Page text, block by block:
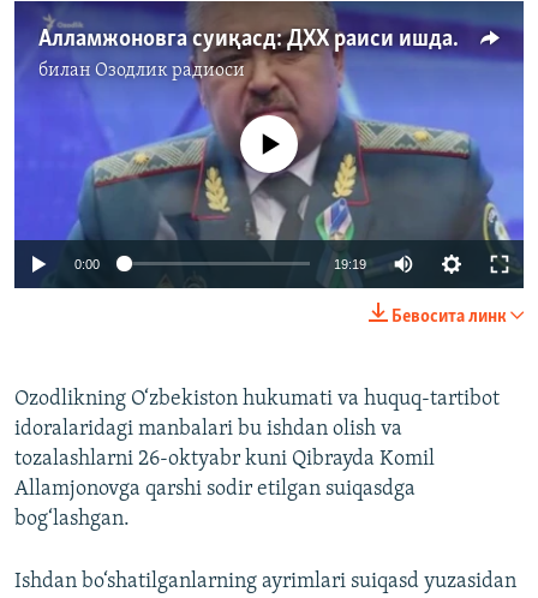
Алламжоновга суиқасд: ДХХ раиси ишдан олинди, “терговга тўсқинликлар”
билан Озодлик радиоси
720p 1080p
Айни дамда медиа-манба мавжуд эмас
0:00 19:19
1080p
Бевосита линк
Ozodlikning O‘zbekiston hukumati va huquq-tartibot
idoralaridagi manbalari bu ishdan olish va
tozalashlarni 26-oktyabr kuni Qibrayda Komil
Allamjonovga qarshi sodir etilgan suiqasdga
bog‘lashgan.
Ishdan bo‘shatilganlarning ayrimlari suiqasd yuzasidan